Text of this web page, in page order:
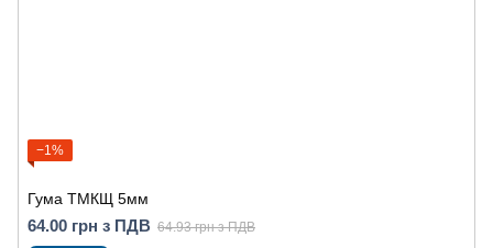
−1%
Гума ТМКЩ 5мм
64.00 грн з ПДВ 64.93 грн з ПДВ